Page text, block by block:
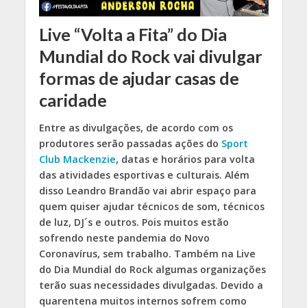
Live “Volta a Fita” do Dia
Mundial do Rockvai divulgar
formas de ajudar casas de
caridade
Entre as divulgações, de acordo com os
produtores serão passadas ações do Sport
Club Mackenzie, datas e horários para volta
das atividades esportivas e culturais. Além
disso Leandro Brandão vai abrir espaço para
quem quiser ajudar técnicos de som, técnicos
de luz, DJ´s e outros. Pois muitos estão
sofrendo neste pandemia do Novo
Coronavírus, sem trabalho. Também na Live
do Dia Mundial do Rock algumas organizações
terão suas necessidades divulgadas. Devido a
quarentena muitos internos sofrem como